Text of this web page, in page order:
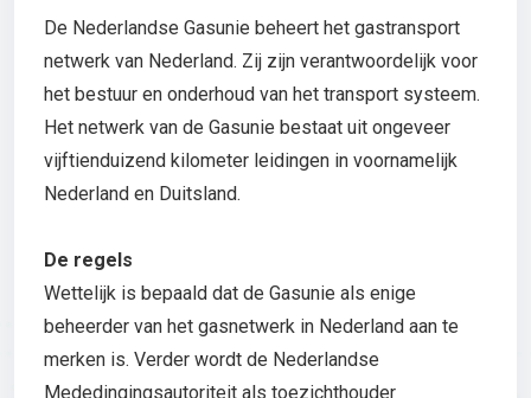
De Nederlandse Gasunie beheert het gastransport
netwerk van Nederland. Zij zijn verantwoordelijk voor
het bestuur en onderhoud van het transport systeem.
Het netwerk van de Gasunie bestaat uit ongeveer
vijftienduizend kilometer leidingen in voornamelijk
Nederland en Duitsland.
De regels
Wettelijk is bepaald dat de Gasunie als enige
beheerder van het gasnetwerk in Nederland aan te
merken is. Verder wordt de Nederlandse
Mededingingsautoriteit als toezichthouder